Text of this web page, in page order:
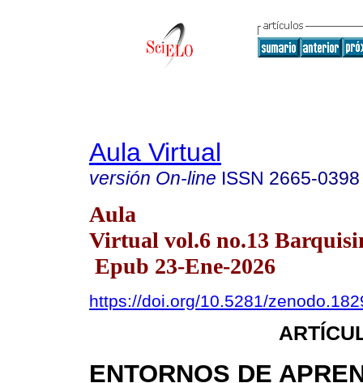
Aula Virtual
versión On-line ISSN 2665-0398
Aula
Virtual vol.6 no.13
Epub 23-Ene-2026
https://doi.org/10.5281/
ENTORNOS DE